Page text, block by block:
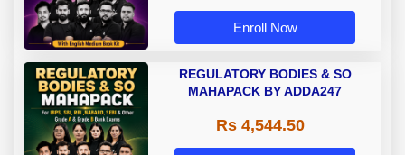
Enroll Now
REGULATORY BODIES & SO
MAHAPACK BY ADDA247
Rs 4,544.50